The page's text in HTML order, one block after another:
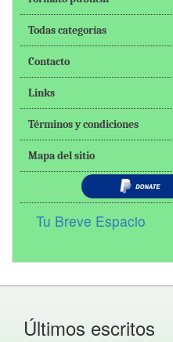
Todas categorías
Contacto
Links
Términos y condiciones
Mapa del sitio
Tu Breve Espacio
Últimos escritos